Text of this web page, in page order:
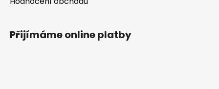
Přijímáme online platby